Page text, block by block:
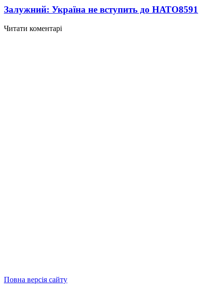
Залужний: Україна не вступить до НАТО8591
Читати коментарі
Повна версія сайту